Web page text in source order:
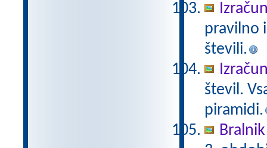
pravilno
števili.
števil.
piramidi.